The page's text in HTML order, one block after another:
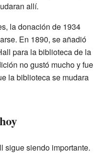
allí.
la donación de 1934
En 1890, se añadió
para la biblioteca de la
no gustó mucho y fue
la biblioteca se mudara
sigue siendo importante.